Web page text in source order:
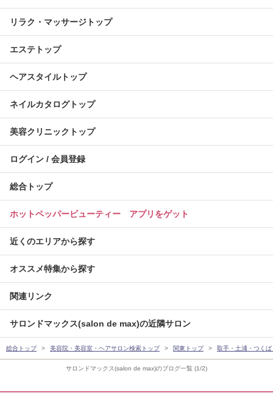
サロンドマックス(salon de max)のブログ一覧 (1/2)
リラク・マッサージトップ
エステトップ
ヘアスタイルトップ
ネイルカタログトップ
美容クリニックトップ
ログイン / 会員登録
総合トップ
ホットペッパービューティー アプリをゲット
近くのエリアから探す
オススメ特集から探す
関連リンク
サロンドマックス(salon de max)の近隣サロン
総合トップ 美容院・美容室・ヘアサロン検索トップ 関東トップ 取手・土浦・つく